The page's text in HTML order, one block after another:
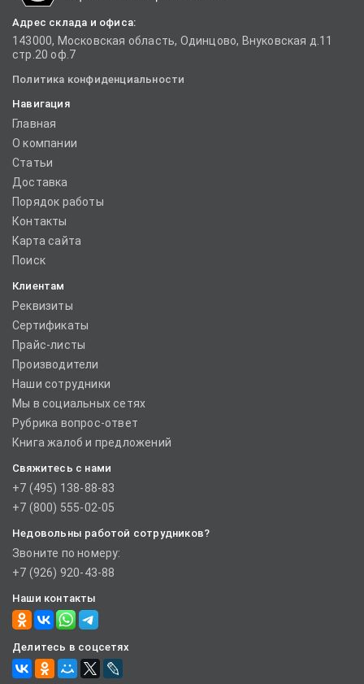
Адрес склада и офиса:
143000, Московская область, Одинцово, Внуковская д.11
стр.20 оф.7
Политика конфиденциальности
Навигация
Главная
О компании
Статьи
Доставка
Порядок работы
Контакты
Карта сайта
Поиск
Клиентам
Реквизиты
Сертификаты
Прайс-листы
Производители
Наши сотрудники
Мы в социальных сетях
Рубрика вопрос-ответ
Книга жалоб и предложений
Свяжитесь с нами
+7 (495) 138-88-83
+7 (800) 555-02-05
Недовольны работой сотрудников?
Звоните по номеру:
+7 (926) 920-43-88
Наши контакты
Делитесь в соцсетях